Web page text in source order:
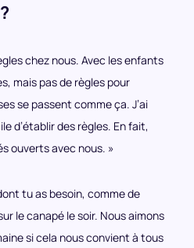
chez nous. Avec les enfants
mais pas de règles pour
se passent comme ça. J’ai
d’établir des règles. En fait,
ouverts avec nous. »
tu as besoin, comme de
le canapé le soir. Nous aimons
si cela nous convient à tous